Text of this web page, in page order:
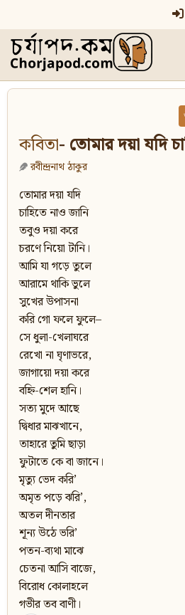
কবিতা- তোমার দয়া যদি
রবীন্দ্রনাথ ঠাকুর
তোমার দয়া যদি
চাহিতে নাও জানি
তবুও দয়া করে
চরণে নিয়ো টানি।
আমি যা গড়ে তুলে
আরামে থাকি ভুলে
সুখের উপাসনা
করি গো ফলে ফুলে–
সে ধুলা-খেলাঘরে
রেখো না ঘৃণাভরে,
জাগায়ো দয়া করে
বহ্নি-শেল হানি।
সত্য মুদে আছে
দ্বিধার মাঝখানে,
তাহারে তুমি ছাড়া
ফুটাতে কে বা জানে।
মৃত্যু ভেদ করি’
অমৃত পড়ে ঝরি’,
অতল দীনতার
শূন্য উঠে ভরি’
পতন-ব্যথা মাঝে
চেতনা আসি বাজে,
বিরোধ কোলাহলে
গভীর তব বাণী।